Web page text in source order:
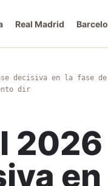
Real Madrid
decisiva en la fase
dir